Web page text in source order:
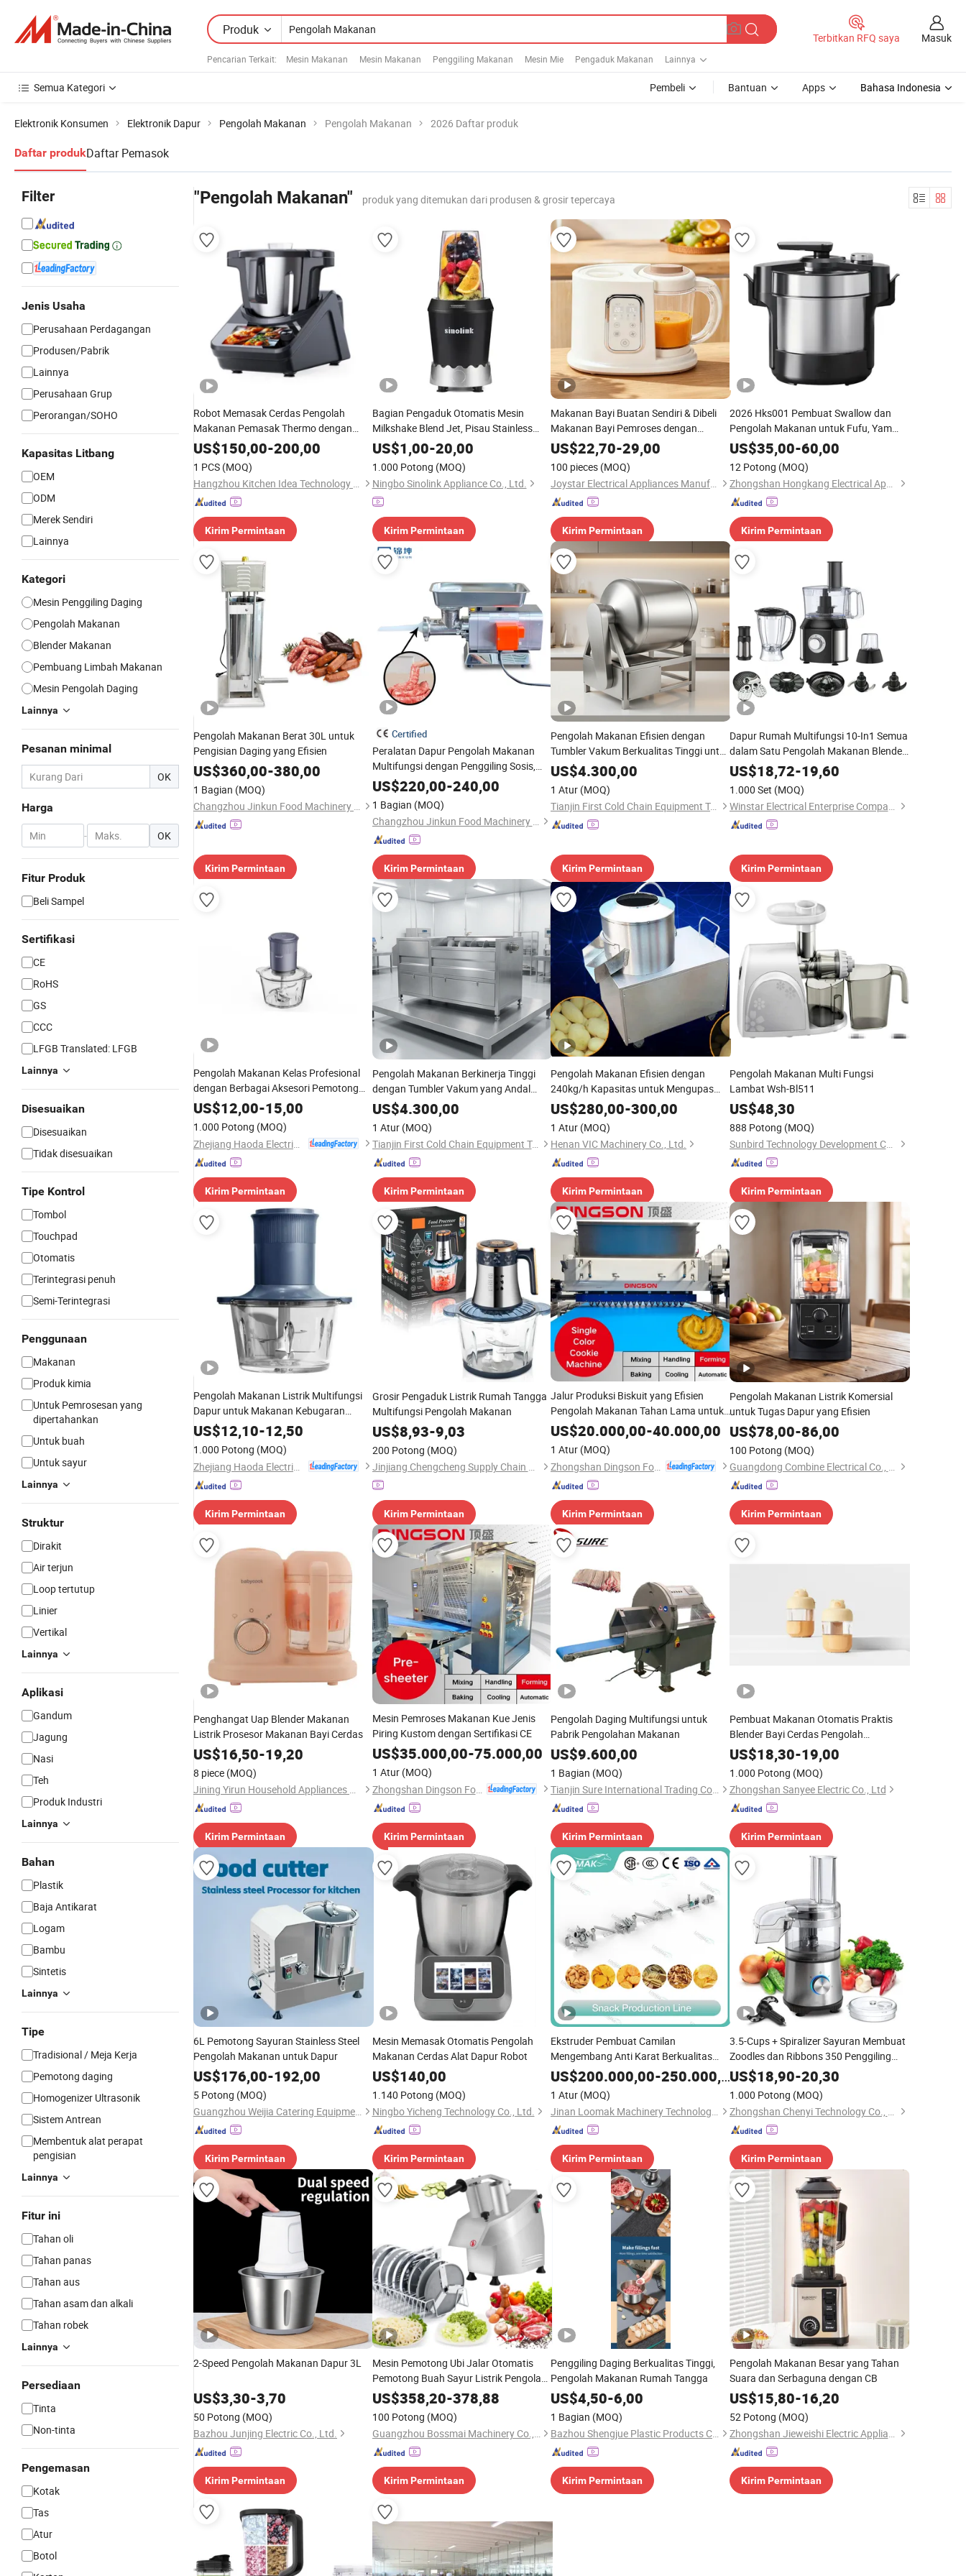
Produk
Pencarian Terkait: Mesin Makanan Mesin Makanan Penggiling Makanan Mesin Mie Pengaduk Makanan Lainnya
Terbitkan RFQ saya Masuk
Semua Kategori Pembeli Bantuan Apps Bahasa Indonesia
Elektronik Konsumen Elektronik Dapur Pengolah Makanan Pengolah Makanan 2026 Daftar produk
Daftar produkDaftar Pemasok
Filter
Jenis Usaha
Perusahaan Perdagangan
Produsen/Pabrik
Lainnya
Perusahaan Grup
Perorangan/SOHO
Kapasitas Litbang
OEM
ODM
Merek Sendiri
Lainnya
Kategori
Mesin Penggiling Daging
Pengolah Makanan
Blender Makanan
Pembuang Limbah Makanan
Mesin Pengolah Daging
Lainnya
Pesanan minimal
OK
Harga
- OK
Fitur Produk
Beli Sampel
Sertifikasi
CE
RoHS
GS
CCC
LFGB Translated: LFGB
Lainnya
Disesuaikan
Disesuaikan
Tidak disesuaikan
Tipe Kontrol
Tombol
Touchpad
Otomatis
Terintegrasi penuh
Semi-Terintegrasi
Penggunaan
Makanan
Produk kimia
Untuk Pemrosesan yang
dipertahankan
Untuk buah
Untuk sayur
Lainnya
Struktur
Dirakit
Air terjun
Loop tertutup
Linier
Vertikal
Lainnya
Aplikasi
Gandum
Jagung
Nasi
Teh
Produk Industri
Lainnya
Bahan
Plastik
Baja Antikarat
Logam
Bambu
Sintetis
Lainnya
Tipe
Tradisional / Meja Kerja
Pemotong daging
Homogenizer Ultrasonik
Sistem Antrean
Membentuk alat perapat
pengisian
Lainnya
Fitur ini
Tahan oli
Tahan panas
Tahan aus
Tahan asam dan alkali
Tahan robek
Lainnya
Persediaan
Tinta
Non-tinta
Pengemasan
Kotak
Tas
Atur
Botol
"Pengolah Makanan" produk yang ditemukan dari produsen & grosir tepercaya
Robot Memasak Cerdas Pengolah
Makanan Pemasak Thermo dengan
Aplikasi
US$150,00-200,00
1 PCS (MOQ)
Hangzhou Kitchen Idea Technology Co., Ltd
Kirim Permintaan
Bagian Pengaduk Otomatis Mesin
Milkshake Blend Jet, Pisau Stainless
Steel Pengolah Makanan
US$1,00-20,00
1.000 Potong (MOQ)
Ningbo Sinolink Appliance Co., Ltd.
Kirim Permintaan
Makanan Bayi Buatan Sendiri & Dibeli
Makanan Bayi Pemroses dengan
Pemanas Botol untuk Rumah
US$22,70-29,00
100 pieces (MOQ)
Joystar Electrical Appliances Manufacturing Co., Ltd.
Kirim Permintaan
2026 Hks001 Pembuat Swallow dan
Pengolah Makanan untuk Fufu, Yam
yang Dihancurkan, Banku, Ugali, dan
Konkonte
US$35,00-60,00
12 Potong (MOQ)
Zhongshan Hongkang Electrical Appliance Co., Ltd.
Kirim Permintaan
Pengolah Makanan Berat 30L untuk
Pengisian Daging yang Efisien
US$360,00-380,00
1 Bagian (MOQ)
Changzhou Jinkun Food Machinery Co., Ltd.
Kirim Permintaan
Certified
Peralatan Dapur Pengolah Makanan
Multifungsi dengan Penggiling Sosis,
Pemotong Sayuran, Penggiling Daging
US$220,00-240,00
1 Bagian (MOQ)
Changzhou Jinkun Food Machinery Co., Ltd.
Kirim Permintaan
Pengolah Makanan Efisien dengan
Tumbler Vakum Berkualitas Tinggi untuk
Daging
US$4.300,00
1 Atur (MOQ)
Tianjin First Cold Chain Equipment Tech Co., Ltd.
Kirim Permintaan
Dapur Rumah Multifungsi 10-In1 Semua
dalam Satu Pengolah Makanan Blender
Cincang
US$18,72-19,60
1.000 Set (MOQ)
Winstar Electrical Enterprise Company Limited
Kirim Permintaan
Pengolah Makanan Kelas Profesional
dengan Berbagai Aksesori Pemotong
untuk Makanan Bayi
US$12,00-15,00
1.000 Potong (MOQ)
Kirim Permintaan
Pengolah Makanan Berkinerja Tinggi
dengan Tumbler Vakum yang Andal
untuk Daging
US$4.300,00
1 Atur (MOQ)
Tianjin First Cold Chain Equipment Tech Co., Ltd.
Kirim Permintaan
Pengolah Makanan Efisien dengan
240kg/h Kapasitas untuk Mengupas
Kentang
US$280,00-300,00
1 Atur (MOQ)
Henan VIC Machinery Co., Ltd.
Kirim Permintaan
Pengolah Makanan Multi Fungsi
Lambat Wsh-Bl511
US$48,30
888 Potong (MOQ)
Sunbird Technology Development Co., Limited
Kirim Permintaan
Pengolah Makanan Listrik Multifungsi
Dapur untuk Makanan Kebugaran
Penurunan Lemak
US$12,10-12,50
1.000 Potong (MOQ)
Kirim Permintaan
Grosir Pengaduk Listrik Rumah Tangga
Multifungsi Pengolah Makanan
US$8,93-9,03
200 Potong (MOQ)
Jinjiang Chengcheng Supply Chain Management Co., Ltd.
Kirim Permintaan
Jalur Produksi Biskuit yang Efisien
Pengolah Makanan Tahan Lama untuk
Kue Kering
US$20.000,00-40.000,00
1 Atur (MOQ)
Kirim Permintaan
Pengolah Makanan Listrik Komersial
untuk Tugas Dapur yang Efisien
US$78,00-86,00
100 Potong (MOQ)
Guangdong Combine Electrical Co., Limited
Kirim Permintaan
Penghangat Uap Blender Makanan
Listrik Prosesor Makanan Bayi Cerdas
US$16,50-19,20
8 piece (MOQ)
Jining Yirun Household Appliances Co., Ltd.
Kirim Permintaan
Mesin Pemroses Makanan Kue Jenis
Piring Kustom dengan Sertifikasi CE
US$35.000,00-75.000,00
1 Atur (MOQ)
Zhongshan Dingson Food Machinery Ltd.
Kirim Permintaan
Pengolah Daging Multifungsi untuk
Pabrik Pengolahan Makanan
US$9.600,00
1 Bagian (MOQ)
Tianjin Sure International Trading Co., Ltd.
Kirim Permintaan
Pembuat Makanan Otomatis Praktis
Blender Bayi Cerdas Pengolah
Kecepatan Tinggi untuk Rumah
US$18,30-19,00
1.000 Potong (MOQ)
Zhongshan Sanyee Electric Co., Ltd
Kirim Permintaan
6L Pemotong Sayuran Stainless Steel
Pengolah Makanan untuk Dapur
US$176,00-192,00
5 Potong (MOQ)
Guangzhou Weijia Catering Equipment Co., Ltd
Kirim Permintaan
Mesin Memasak Otomatis Pengolah
Makanan Cerdas Alat Dapur Robot
US$140,00
1.140 Potong (MOQ)
Ningbo Yicheng Technology Co., Ltd.
Kirim Permintaan
Ekstruder Pembuat Camilan
Mengembang Anti Karat Berkualitas
Tinggi
US$200.000,00-250.000,00
1 Atur (MOQ)
Jinan Loomak Machinery Technology Co., Ltd.
Kirim Permintaan
3.5-Cups + Spiralizer Sayuran Membuat
Zoodles dan Ribbons 350 Penggiling
Makanan Listrik Watts Pengolah
Sayuran
US$18,90-20,30
1.000 Potong (MOQ)
Zhongshan Chenyi Technology Co., Ltd.
Kirim Permintaan
2-Speed Pengolah Makanan Dapur 3L
US$3,30-3,70
50 Potong (MOQ)
Bazhou Junjing Electric Co., Ltd.
Kirim Permintaan
Mesin Pemotong Ubi Jalar Otomatis
Pemotong Buah Sayur Listrik Pengolah
Makanan
US$358,20-378,88
100 Potong (MOQ)
Guangzhou Bossmai Machinery Co., Ltd
Kirim Permintaan
Penggiling Daging Berkualitas Tinggi,
Pengolah Makanan Rumah Tangga
US$4,50-6,00
1 Bagian (MOQ)
Bazhou Shengjue Plastic Products Co., Ltd.
Kirim Permintaan
Pengolah Makanan Besar yang Tahan
Suara dan Serbaguna dengan CB
US$15,80-16,20
52 Potong (MOQ)
Zhongshan Jieweishi Electric Appliance Co., Ltd.
Kirim Permintaan